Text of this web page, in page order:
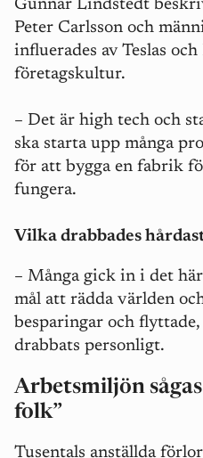
Gunnar Lindstedt
Peter Carlsson och
influerades av Teslas
företagskultur.
– Det är high tech och
ska starta upp många
för att bygga en fabrik
fungera.
Vilka drabbades
– Många gick in i det
mål att rädda världen
besparingar och
drabbats personligt.
Arbetsmiljön
folk”
Tusentals anställda